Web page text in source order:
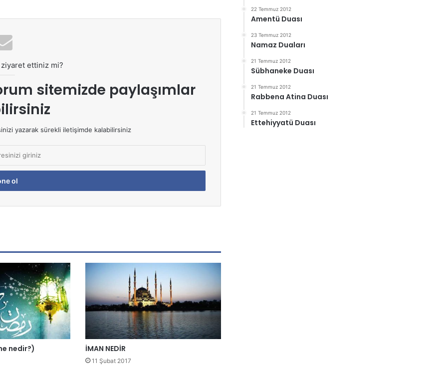
ziyaret ettiniz mi?
sitemizde paylaşımlar
yazarak sürekli iletişimde kalabilirsiniz
nedir?) İMAN NEDİR
11 Şubat 2017
22 Temmuz 2012
Amentü Duası
23 Temmuz 2012
Namaz Duaları
21 Temmuz 2012
Sübhaneke Duası
21 Temmuz 2012
Rabbena Atina Duası
21 Temmuz 2012
Ettehiyyatü Duası